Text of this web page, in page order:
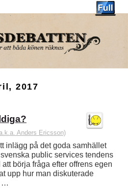
2017
Anders Ericsson)
inlägg på det goda samhället
public services tendens
börja fråga efter offrens egen
upp hur man diskuterade
…